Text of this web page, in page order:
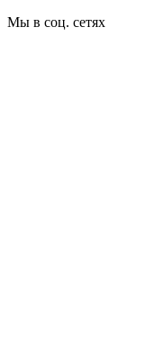
Мы в соц. сетях